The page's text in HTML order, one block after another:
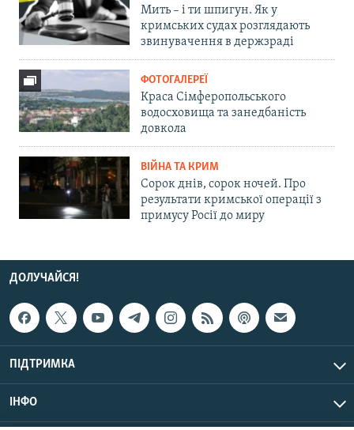
Мить – і ти шпигун. Як у
кримських судах розглядають
звинувачення в держзраді
ФОТОГАЛЕРЕЇ
Краса Сімферопольського
водосховища та занедбаність
довкола
ВІЙНА ТА КРИМ
Сорок днів, сорок ночей. Про
результати кримської операції з
примусу Росії до миру
ДОЛУЧАЙСЯ!
ПІДТРИМКА
ІНФО